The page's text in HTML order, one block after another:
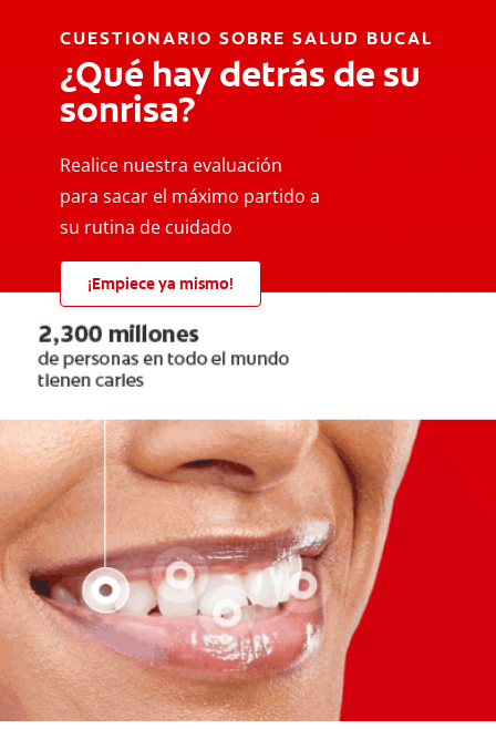
CUESTIONARIO SOBRE SALUD BUCAL
¿Qué hay detrás de su
sonrisa?
Realice nuestra evaluación
para sacar el máximo partido a
su rutina de cuidado
¡Empiece ya mismo!